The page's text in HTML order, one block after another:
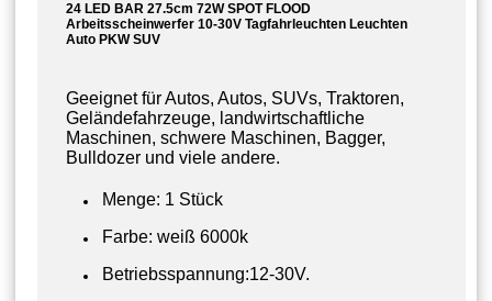
24 LED BAR 27.5cm 72W SPOT FLOOD
Arbeitsscheinwerfer 10-30V Tagfahrleuchten Leuchten
Auto PKW SUV
Geeignet für Autos, Autos, SUVs, Traktoren,
Geländefahrzeuge, landwirtschaftliche
Maschinen, schwere Maschinen, Bagger,
Bulldozer und viele andere.
Menge: 1 Stück
Farbe: weiß 6000k
Betriebsspannung:12-30V.